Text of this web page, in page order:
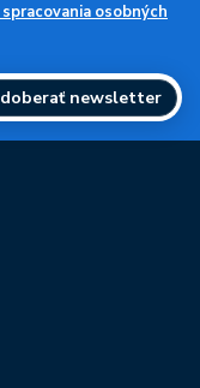
osobných
newsletter